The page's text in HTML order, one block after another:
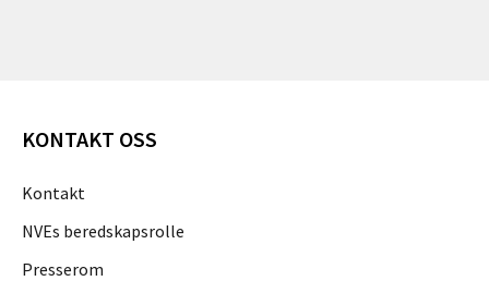
KONTAKT OSS
Kontakt
NVEs beredskapsrolle
Presserom